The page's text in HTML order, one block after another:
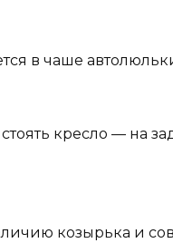
в чаше
кресло — на
козырька и